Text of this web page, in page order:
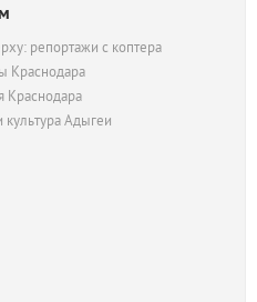
репортажи с коптера
Краснодара
Краснодара
культура Адыгеи